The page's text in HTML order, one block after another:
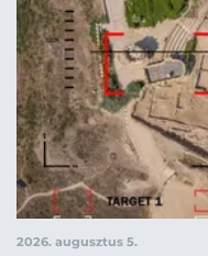
2026. augusztus 5.